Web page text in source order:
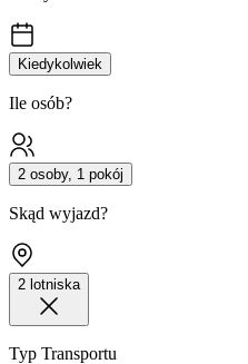
Kiedykolwiek
Ile osób?
2 osoby, 1 pokój
Skąd wyjazd?
2 lotniska
Typ Transportu